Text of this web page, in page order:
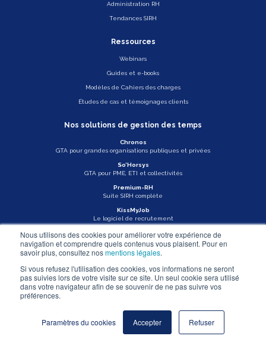
Nous utilisons des cookies pour améliorer votre expérience de
navigation et comprendre quels contenus vous plaisent. Pour en
savoir plus, consultez nosmentions légales.
Si vous refusez l'utilisation des cookies, vos informations ne seront
pas suivies lors de votre visite sur ce site. Un seul cookie sera utilisé
dans votre navigateur afin de se souvenir de ne pas suivre vos
préférences.
Paramètres du cookies Accepter Refuser
Administration RH
Tendances SIRH
Ressources
Webinars
Guides et e-books
Modèles de Cahiers des charges
Études de cas et témoignages clients
Nos solutions de gestion des temps
Chronos
GTA pour grandes organisations publiques et privées
So’Horsys
GTA pour PME, ETI et collectivités
Premium-RH
Suite SIRH complète
KissMyJob
Le logiciel de recrutement
Veille légale
Nous contacter
Mentions légales